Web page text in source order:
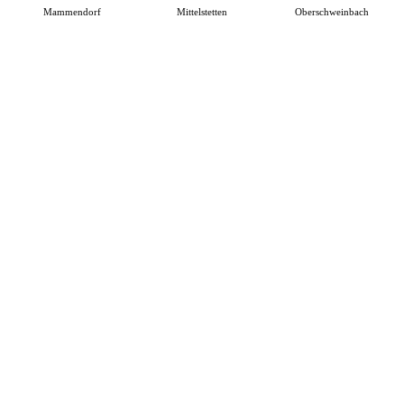
Mammendorf Mittelstetten Oberschweinbach